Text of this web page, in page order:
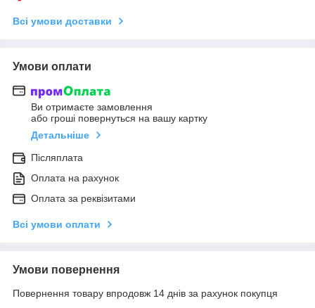
Всі умови доставки
Умови оплати
Ви отримаєте замовлення
або гроші повернуться на вашу картку
Детальніше
Післяплата
Оплата на рахунок
Оплата за реквізитами
Всі умови оплати
Умови повернення
Повернення товару впродовж 14 днів за рахунок покупця